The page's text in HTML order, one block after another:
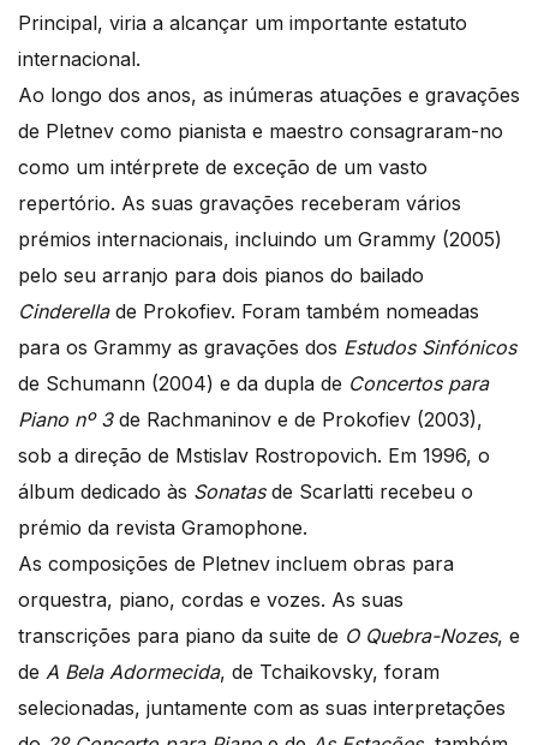
Principal, viria a alcançar um importante estatuto
internacional.
Ao longo dos anos, as inúmeras atuações e gravações
de Pletnev como pianista e maestro consagraram-no
como um intérprete de exceção de um vasto
repertório. As suas gravações receberam vários
prémios internacionais, incluindo um Grammy (2005)
pelo seu arranjo para dois pianos do bailado
Cinderella de Prokofiev. Foram também nomeadas
para os Grammy as gravações dos Estudos Sinfónicos
de Schumann (2004) e da dupla de Concertos para
Piano nº 3 de Rachmaninov e de Prokofiev (2003),
sob a direção de Mstislav Rostropovich. Em 1996, o
álbum dedicado às Sonatas de Scarlatti recebeu o
prémio da revista Gramophone.
As composições de Pletnev incluem obras para
orquestra, piano, cordas e vozes. As suas
transcrições para piano da suite de O Quebra-Nozes, e
de A Bela Adormecida, de Tchaikovsky, foram
selecionadas, juntamente com as suas interpretações